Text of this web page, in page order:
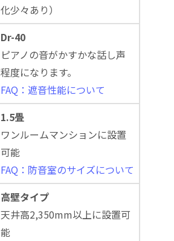
化少々あり）
Dr-40
ピアノの音がかすかな話し声
程度になります。
FAQ：遮音性能について
1.5畳
ワンルームマンションに設置
可能
FAQ：防音室のサイズについて
高壁タイプ
天井高2,350mm以上に設置可
能